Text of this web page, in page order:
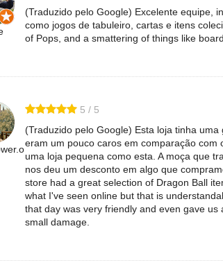
(Traduzido pelo Google) Excelente equipe,
como jogos de tabuleiro, cartas e itens
of Pops, and a smattering of things like
5 / 5
(Traduzido pelo Google) Esta loja tinha
eram um pouco caros em comparação
uma loja pequena como esta. A moça que
nos deu um desconto em algo que
store had a great selection of Dragon Ball
what I've seen online but that is
that day was very friendly and even gave
small damage.